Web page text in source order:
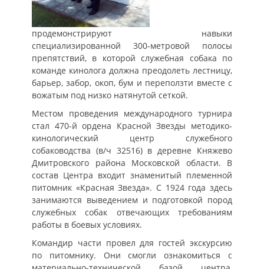
продемонстрируют навыки
специализированной 300-метровой полосы
препятствий, в которой служебная собака по
команде кинолога должна преодолеть лестницу,
барьер, забор, окоп, бум и переползти вместе с
вожатым под низко натянутой сеткой.
Местом проведения международного турнира
стал 470-й ордена Красной Звезды методико-
кинологический центр служебного
собаководства (в/ч 32516) в деревне Княжево
Дмитровского района Московской области. В
состав Центра входит знаменитый племенной
питомник «Красная Звезда». С 1924 года здесь
занимаются выведением и подготовкой пород
служебных собак отвечающих требованиям
работы в боевых условиях.
Командир части провел для гостей экскурсию
по питомнику. Они смогли ознакомиться с